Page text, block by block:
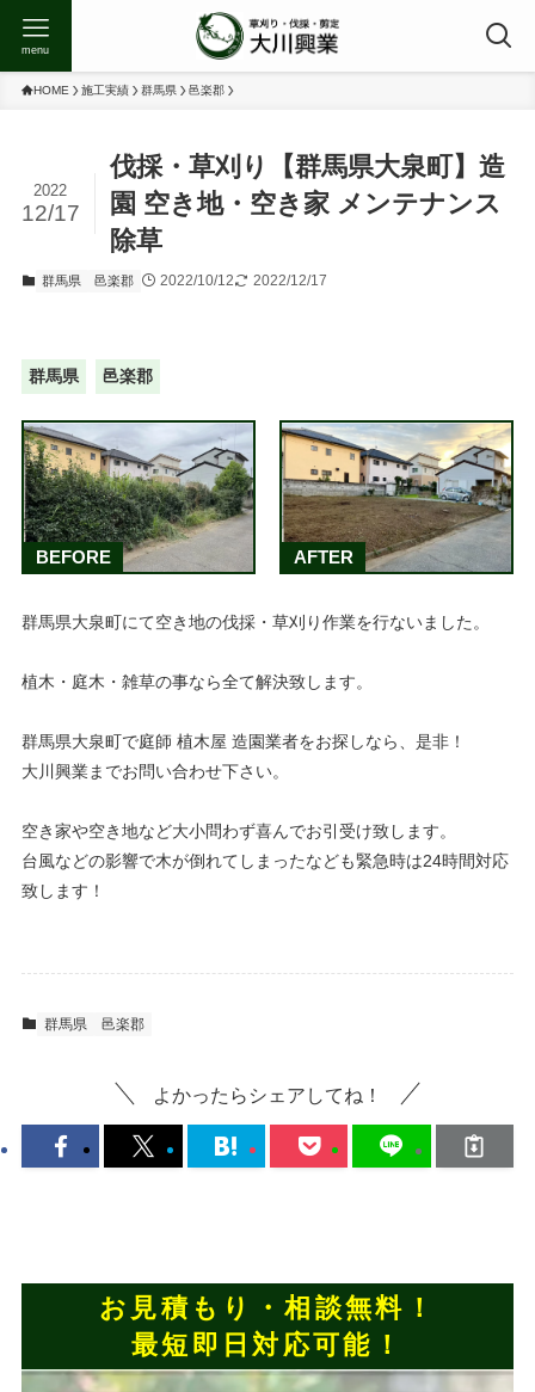
menu
HOME 施工実績 群馬県 邑楽郡
伐採・草刈り【群馬県大泉町】造
園 空き地・空き家 メンテナンス
除草
2022
12/17
群馬県 邑楽郡 2022/10/12 2022/12/17
群馬県 邑楽郡
BEFORE AFTER
群馬県大泉町にて空き地の伐採・草刈り作業を行ないました。
植木・庭木・雑草の事なら全て解決致します。
群馬県大泉町で庭師 植木屋 造園業者をお探しなら、是非！
大川興業までお問い合わせ下さい。
空き家や空き地など大小問わず喜んでお引受け致します。
台風などの影響で木が倒れてしまったなども緊急時は24時間対応
致します！
群馬県 邑楽郡
よかったらシェアしてね！
お見積もり・相談無料！
最短即日対応可能！